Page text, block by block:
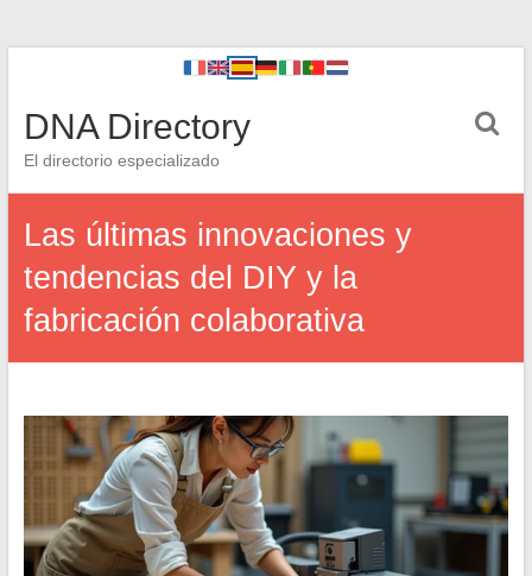
DNA Directory
El directorio especializado
Las últimas innovaciones y
tendencias del DIY y la
fabricación colaborativa